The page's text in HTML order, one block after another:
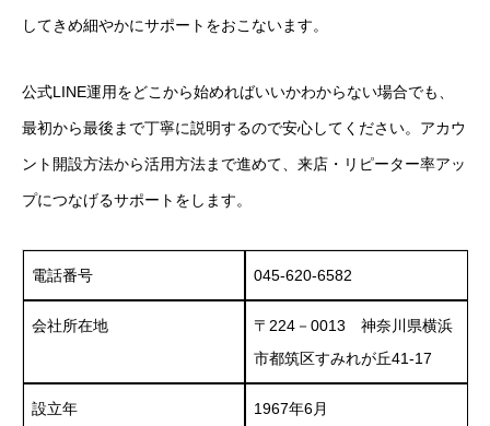
してきめ細やかにサポートをおこないます。
公式LINE運用をどこから始めればいいかわからない場合でも、
最初から最後まで丁寧に説明するので安心してください。アカウ
ント開設方法から活用方法まで進めて、来店・リピーター率アッ
プにつなげるサポートをします。
電話番号 045-620-6582
会社所在地
〒224－0013 神奈川県横浜
市都筑区すみれが丘41-17
設立年 1967年6月